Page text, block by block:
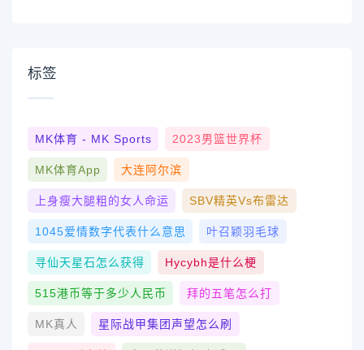
标签
MK体育 - MK Sports 2023男篮世界杯
MK体育App 大连阿尔滨
上身瘦大腿粗的女人命运 SBV精英vs布雷达
1045爱情数字代表什么意思 叶召颖羽毛球
寻仙天星石怎么获得 Hycybh是什么梗
515港币等于多少人民币 拜的五笔怎么打
MK真人 星际战甲集团声望怎么刷